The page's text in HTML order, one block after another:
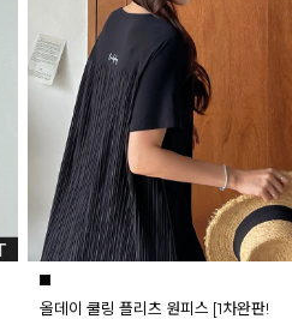
올데이 쿨링 플리츠 원피스 [1차완판!